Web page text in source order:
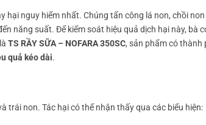
hại nguy hiểm nhất. Chúng tấn công lá non, chồi
năng suất. Để kiểm soát hiệu quả dịch hại này, bà
TS RẦY SỮA – NOFARA 350SC, sản phẩm có thành
quả kéo dài.
trái non. Tác hại có thể nhận thấy qua các biểu hiện: